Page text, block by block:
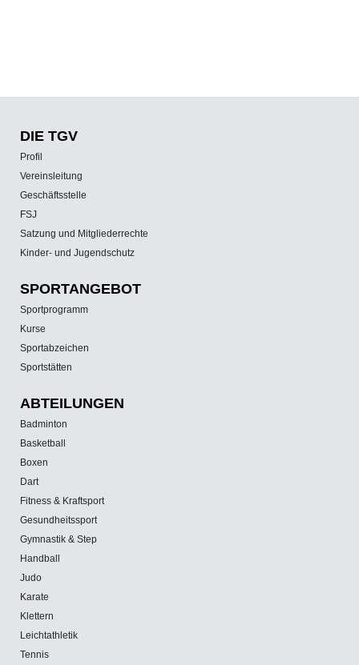
DIE TGV
Profil
Vereinsleitung
Geschäftsstelle
FSJ
Satzung und Mitgliederrechte
Kinder- und Jugendschutz
SPORT­ANGEBOT
Sportprogramm
Kurse
Sportabzeichen
Sportstätten
ABTEILUNGEN
Badminton
Basketball
Boxen
Dart
Fitness & Kraftsport
Gesundheitssport
Gymnastik & Step
Handball
Judo
Karate
Klettern
Leichtathletik
Tennis